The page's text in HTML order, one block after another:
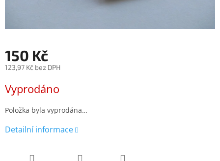
150 Kč
123,97 Kč bez DPH
cena:
Vyprodáno
Položka byla vyprodána…
Detailní informace